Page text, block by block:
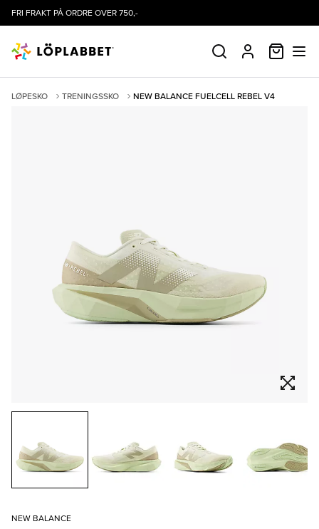
FRI FRAKT PÅ ORDRE OVER 750,-
SØK PROFIL
LØPESKO TRENINGSSKO NEW BALANCE FUELCELL REBEL V4
NEW BALANCE